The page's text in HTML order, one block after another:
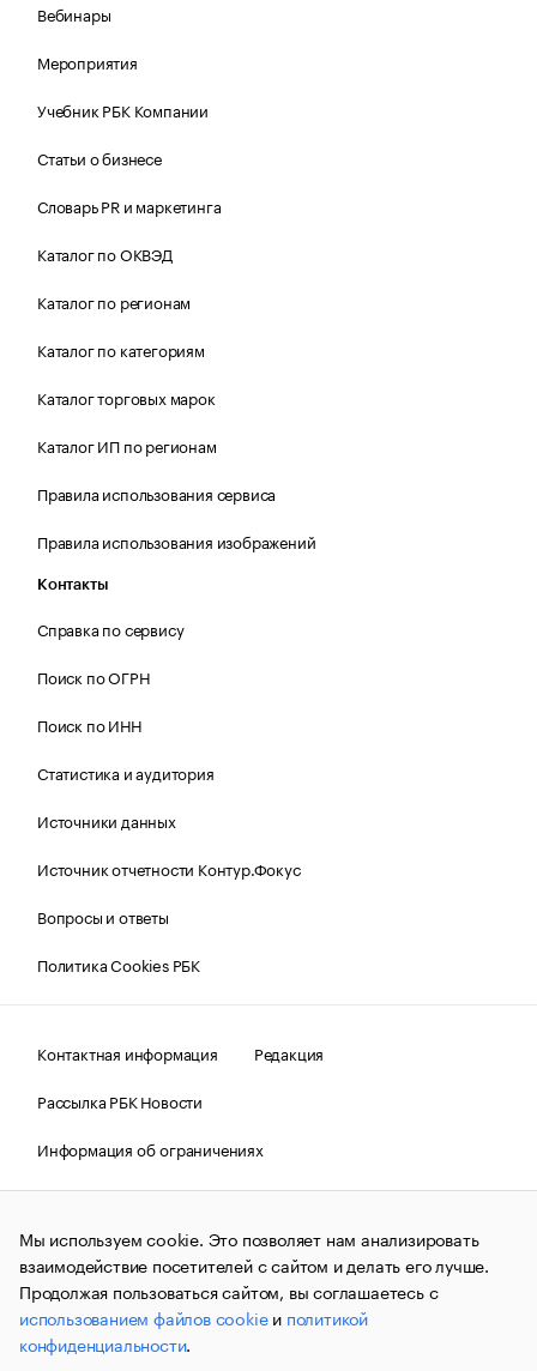
Вебинары
Мероприятия
Учебник РБК Компании
Статьи о бизнесе
Словарь PR и маркетинга
Каталог по ОКВЭД
Каталог по регионам
Каталог по категориям
Каталог торговых марок
Каталог ИП по регионам
Правила использования сервиса
Правила использования изображений
Контакты
Справка по сервису
Поиск по ОГРН
Поиск по ИНН
Статистика и аудитория
Источники данных
Источник отчетности Контур.Фокус
Вопросы и ответы
Политика Cookies РБК
Контактная информация
Редакция
Рассылка РБК Новости
Информация об ограничениях
Правовая информация
О соблюдении авторских прав
© АО «РОСБИЗНЕСКОНСАЛТИНГ»,1995–2026.Сообщения
и материалы информационного агентства «РБК»
(зарегистрировано Федеральной службой по надзору в сфере
связи, информационных технологий и массовых
коммуникаций (Роскомнадзор) 09.12.2015 за номером ИА
№ФС77-63848) сопровождаются пометкой «РБК». Отдельные
публикации могут содержать информацию,
Мы используем cookie. Это позволяет нам анализировать
взаимодействие посетителей с сайтом и делать его лучше.
Продолжая пользоваться сайтом, вы соглашаетесь с
использованием файлов cookieи политикой
конфиденциальности.